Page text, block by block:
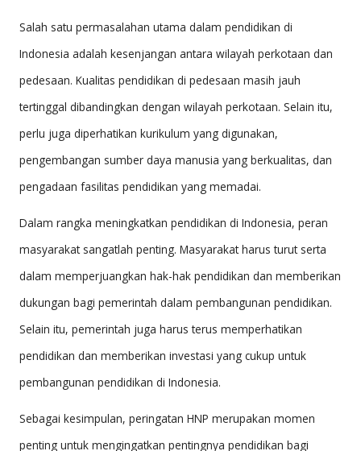
Salah satu permasalahan utama dalam pendidikan di
Indonesia adalah kesenjangan antara wilayah perkotaan dan
pedesaan. Kualitas pendidikan di pedesaan masih jauh
tertinggal dibandingkan dengan wilayah perkotaan. Selain itu,
perlu juga diperhatikan kurikulum yang digunakan,
pengembangan sumber daya manusia yang berkualitas, dan
pengadaan fasilitas pendidikan yang memadai.
Dalam rangka meningkatkan pendidikan di Indonesia, peran
masyarakat sangatlah penting. Masyarakat harus turut serta
dalam memperjuangkan hak-hak pendidikan dan memberikan
dukungan bagi pemerintah dalam pembangunan pendidikan.
Selain itu, pemerintah juga harus terus memperhatikan
pendidikan dan memberikan investasi yang cukup untuk
pembangunan pendidikan di Indonesia.
Sebagai kesimpulan, peringatan HNP merupakan momen
penting untuk mengingatkan pentingnya pendidikan bagi